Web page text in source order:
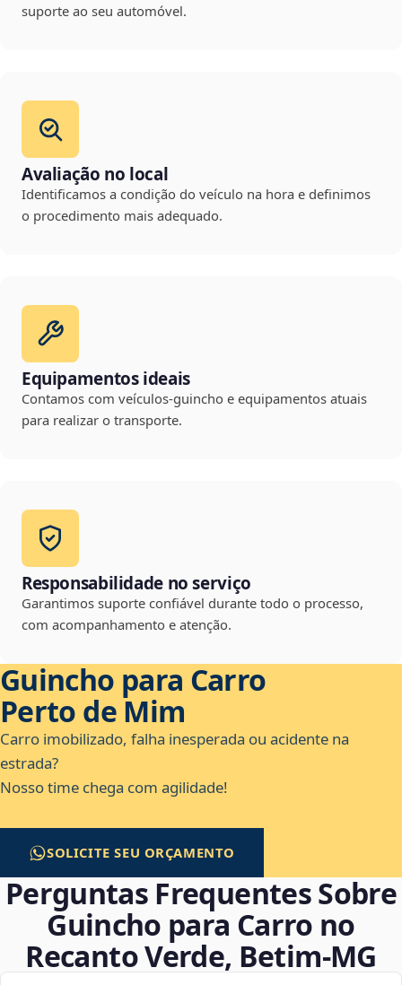
suporte ao seu automóvel.
Avaliação no local
Identificamos a condição do veículo na hora e definimos
o procedimento mais adequado.
Equipamentos ideais
Contamos com veículos-guincho e equipamentos atuais
para realizar o transporte.
Responsabilidade no serviço
Garantimos suporte confiável durante todo o processo,
com acompanhamento e atenção.
Guincho para Carro
Perto de Mim
Carro imobilizado, falha inesperada ou acidente na
estrada?
Nosso time chega com agilidade!
SOLICITE SEU ORÇAMENTO
Perguntas Frequentes Sobre
Guincho para Carro no
Recanto Verde, Betim‑MG